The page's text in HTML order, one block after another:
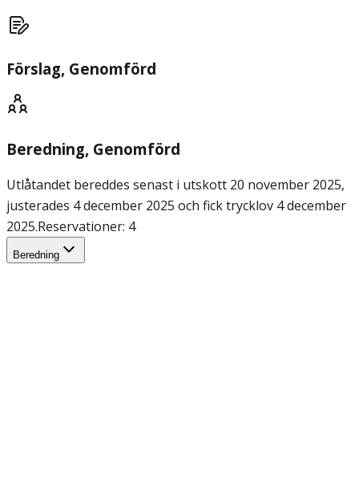
Förslag, Genomförd
Beredning, Genomförd
Utlåtandet bereddes senast i utskott 20 november 2025,
justerades 4 december 2025 och fick trycklov 4 december
2025.Reservationer: 4
Beredning